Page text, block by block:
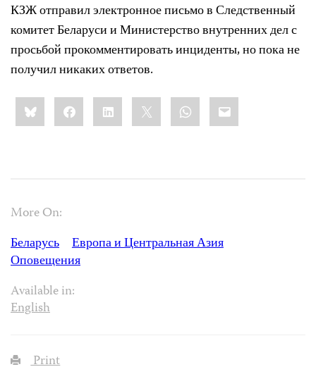
КЗЖ отправил электронное письмо в Следственный
комитет Беларуси и Министерство внутренних дел с
просьбой прокомментировать инциденты, но пока не
получил никаких ответов.
Share
this:BlueskyFacebookLinkedIn WhatsApp
Email
More On:
Беларусь
Европа и Центральная Азия
Оповещения
Available in:
English
Print